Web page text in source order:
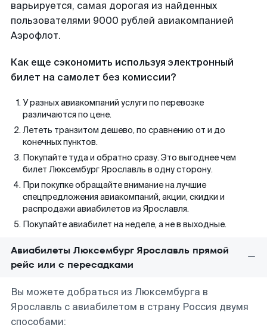
варьируется, самая дорогая из найденных
пользователями 9000 рублей авиакомпанией
Аэрофлот.
Как еще сэкономить используя электронный
билет на самолет без комиссии?
У разных авиакомпаний услуги по перевозке
различаются по цене.
Лететь транзитом дешево, по сравнению от и до
конечных пунктов.
Покупайте туда и обратно сразу. Это выгоднее чем
билет Люксембург Ярославль в одну сторону.
При покупке обращайте внимание на лучшие
спецпредложения авиакомпаний, акции, скидки и
распродажи авиабилетов из Ярославля.
Покупайте авиабилет на неделе, а не в выходные.
Авиабилеты Люксембург Ярославль прямой
рейс или с пересадками
Вы можете добраться из Люксембурга в
Ярославль с авиабилетом в страну Россия двумя
способами: